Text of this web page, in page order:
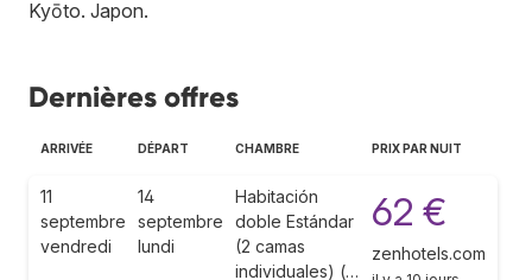
Kyōto. Japon.
Dernières offres
ARRIVÉE DÉPART CHAMBRE PRIX PAR NUIT
11
septembre
vendredi
14
septembre
lundi
Habitación
doble Estándar
(2 camas
individuales) (…
62 €
zenhotels.com